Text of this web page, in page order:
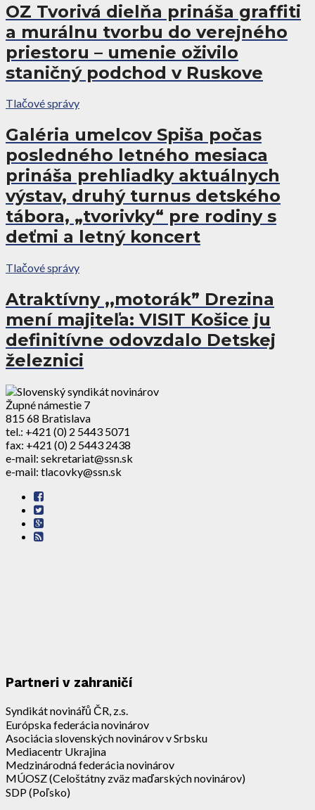
OZ Tvorivá dielňa prináša graffiti
a murálnu tvorbu do verejného
priestoru – umenie oživilo
staničný podchod v Ruskove
Tlačové správy
Galéria umelcov Spiša počas
posledného letného mesiaca
prináša prehliadky aktuálnych
výstav, druhý turnus detského
tábora, „tvorivky“ pre rodiny s
deťmi a letný koncert
Tlačové správy
Atraktívny ,,motorák” Drezina
mení majiteľa: VISIT Košice ju
definitívne odovzdalo Detskej
železnici
Župné námestie 7
815 68 Bratislava
tel.: +421 (0) 2 5443 5071
fax: +421 (0) 2 5443 2438
e-mail: sekretariat@ssn.sk
e-mail: tlacovky@ssn.sk
Partneri v zahraničí
Syndikát novinářů ČR, z.s.
Európska federácia novinárov
Asociácia slovenských novinárov v Srbsku
Mediacentr Ukrajina
Medzinárodná federácia novinárov
MÚOSZ (Celoštátny zväz maďarských novinárov)
SDP (Poľsko)